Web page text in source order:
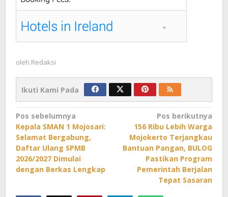
oleh Redaksi
Ikuti Kami Pada
Navigasi
pos
Pos sebelumnya
Kepala SMAN 1 Mojosari:
Selamat Bergabung,
Daftar Ulang SPMB
2026/2027 Dimulai
dengan Berkas Lengkap
Pos berikutnya
156 Ribu Lebih Warga
Mojokerto Terjangkau
Bantuan Pangan, BULOG
Pastikan Program
Pemerintah Berjalan
Tepat Sasaran